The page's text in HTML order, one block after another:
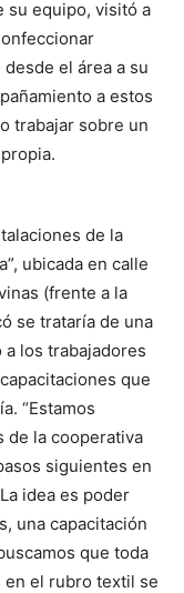
su equipo, visitó a
el área a su
a estos
trabajar sobre un
de la
ubicada en calle
(frente a la
se trataría de una
los trabajadores
que
“Estamos
de la cooperativa
siguientes en
idea es poder
una capacitación
que toda
el rubro textil se